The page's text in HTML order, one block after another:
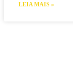
LEIA MAIS »